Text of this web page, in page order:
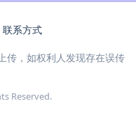
联系方式
传，如权利人发现存在误传
Reserved.